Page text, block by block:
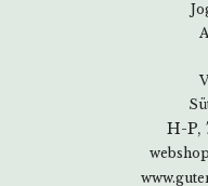
H-P,